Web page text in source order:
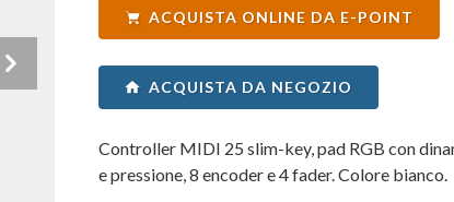
Next
ACQUISTA ONLINE DA E-POINT
ACQUISTA DA NEGOZIO
Controller MIDI 25 slim-key, pad RGB con
e pressione, 8 encoder e 4 fader. Colore bianco.